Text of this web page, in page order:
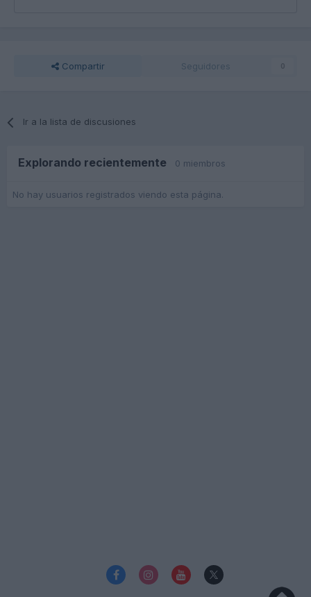
Compartir Seguidores 0
Ir a la lista de discusiones
Explorando recientemente 0 miembros
No hay usuarios registrados viendo esta página.